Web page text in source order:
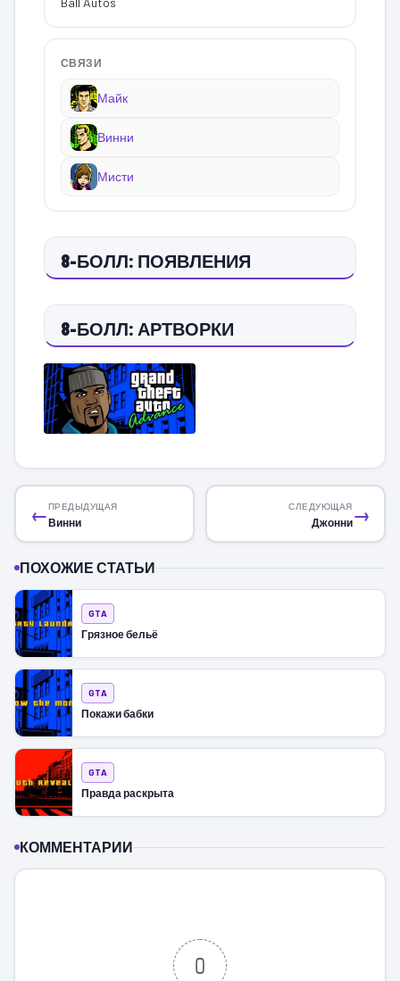
СВЯЗИ
Майк
Винни
Мисти
8-БОЛЛ: ПОЯВЛЕНИЯ
8-БОЛЛ: АРТВОРКИ
←ПРЕДЫДУЩАЯ
Винни →
СЛЕДУЮЩАЯ
Джонни
ПОХОЖИЕ СТАТЬИ
GTA
Грязное бельё
GTA
Покажи бабки
GTA
Правда раскрыта
КОММЕНТАРИИ
0